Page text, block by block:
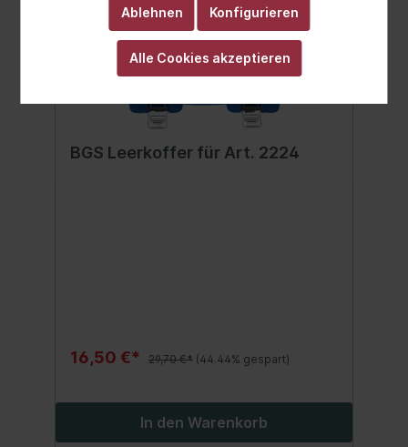
BGS Leerkoffer für Art. 2224
16,50 €* 29,70 €* (44.44% gespart)
In den Warenkorb
Ablehnen Konfigurieren
Alle Cookies akzeptieren